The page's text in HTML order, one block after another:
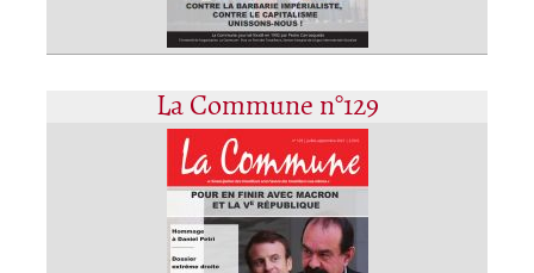
La Commune n°129